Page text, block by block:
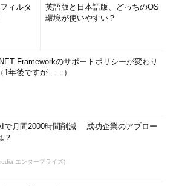
ィルタ
英語版と日本語版、どっちのOS
環境が使いやすい？
Frameworkのサポートポリシーが変わり
1年後ですが……）
で月間2000時間削減 成功企業のアプロー
？
エンタープライズ)